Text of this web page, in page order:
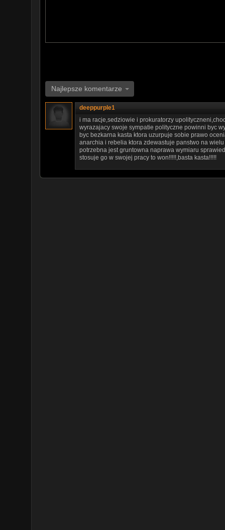
Najlepsze komentarze
deeppurple1
i ma racje,sedziowie i prokuratorzy
wyrazajacy swoje sympatie polityczne powinni byc
byc bezkarna kasta ktora uzurpuje sobie prawo
anarchia i rebelia ktora zdewastuje panstwo na
potrzebna jest gruntowna naprawa wymiaru
stosuje go w swojej pracy to won!!!!!,basta kasta!!!!!